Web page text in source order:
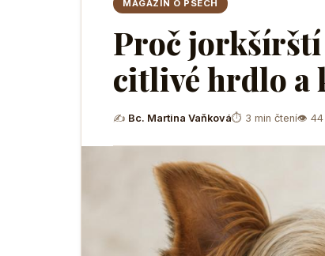
MAGAZÍN O PSECH
Proč
citlivé hrdlo a
✍ Bc. Martina Vaňková⏱ 3 min čtení👁 44